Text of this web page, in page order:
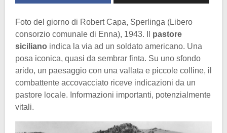
Foto del giorno di Robert Capa, Sperlinga (Libero
consorzio comunale di Enna), 1943. Il pastore
siciliano indica la via ad un soldato americano. Una
posa iconica, quasi da sembrar finta. Su uno sfondo
arido, un paesaggio con una vallata e piccole colline, il
combattente accovacciato riceve indicazioni da un
pastore locale. Informazioni importanti, potenzialmente
vitali.